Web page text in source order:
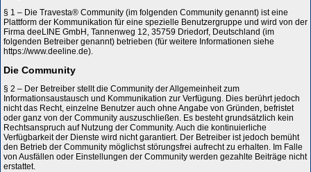
§ 1 – Die Travesta® Community (im folgenden Community genannt) ist eine
Plattform der Kommunikation für eine spezielle Benutzergruppe und wird von der
Firma deeLINE GmbH, Tannenweg 12, 35759 Driedorf, Deutschland (im
folgenden Betreiber genannt) betrieben (für weitere Informationen siehe
https://www.deeline.de).
Die Community
§ 2 – Der Betreiber stellt die Community der Allgemeinheit zum
Informationsaustausch und Kommunikation zur Verfügung. Dies berührt jedoch
nicht das Recht, einzelne Benutzer auch ohne Angabe von Gründen, befristet
oder ganz von der Community auszuschließen. Es besteht grundsätzlich kein
Rechtsanspruch auf Nutzung der Community. Auch die kontinuierliche
Verfügbarkeit der Dienste wird nicht garantiert. Der Betreiber ist jedoch bemüht
den Betrieb der Community möglichst störungsfrei aufrecht zu erhalten. Im Falle
von Ausfällen oder Einstellungen der Community werden gezahlte Beiträge nicht
erstattet.